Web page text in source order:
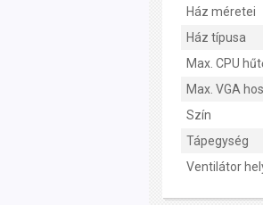
Ház méretei
Ház típusa
Max. CPU
Max. VGA
Szín
Tápegység
Ventilátor